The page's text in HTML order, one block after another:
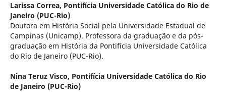
Larissa Correa, Pontifícia Universidade Católica do Rio de
Janeiro (PUC-Rio)
Doutora em História Social pela Universidade Estadual de
Campinas (Unicamp). Professora da graduação e da pós-
graduação em História da Pontifícia Universidade Católica
do Rio de Janeiro (PUC-Rio).
Nina Teruz Visco, Pontifícia Universidade Católica do Rio
de Janeiro (PUC-Rio)